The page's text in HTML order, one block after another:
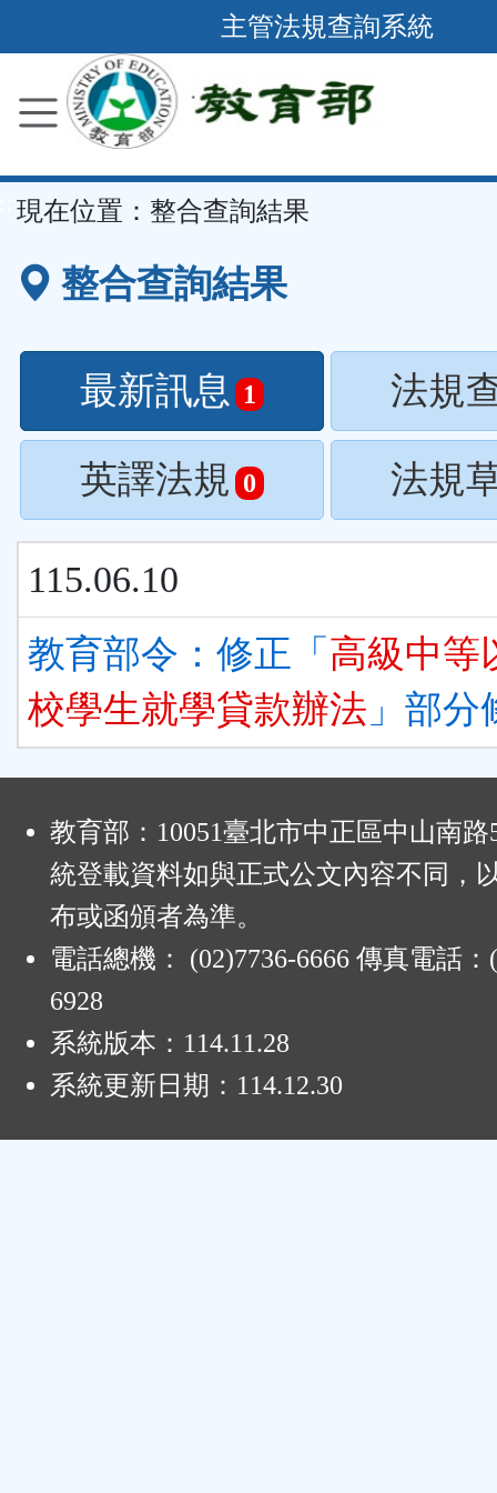
到
要
容
區
主管法規查詢系統
現在位置： 整合查詢結果
整合查詢結果
最新訊息 1 法規
英譯法規 0 法規
115.06.10
教育部令：修正「 高級中等
校學生就學貸款辦法 」部分
教育部：10051臺北市中正區中山南
統登載資料如與正式公文內容不同，
布或函頒者為準。
電話總機： (02)7736-6666 傳真電話：
6928
系統版本： 114.11.28
系統更新日期： 114.12.30